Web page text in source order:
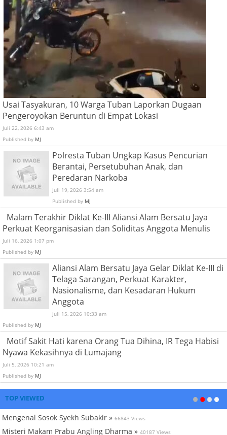
Usai Tasyakuran, 10 Warga Tuban Laporkan Dugaan
Pengeroyokan Beruntun di Empat Lokasi
Juli 22, 2026 6:43 am
Published by MJ
Polresta Tuban Ungkap Kasus Pencurian
Berantai, Persetubuhan Anak, dan
Peredaran Narkoba
Juli 19, 2026 3:54 am
Published by MJ
Malam Terakhir Diklat Ke-III Aliansi Alam Bersatu Jaya
Perkuat Keorganisasian dan Soliditas Anggota Menulis
Juli 16, 2026 1:07 pm
Published by MJ
Aliansi Alam Bersatu Jaya Gelar Diklat Ke-III di
Telaga Sarangan, Perkuat Karakter,
Nasionalisme, dan Kesadaran Hukum
Anggota
Juli 15, 2026 10:33 am
Published by MJ
Motif Sakit Hati karena Orang Tua Dihina, IR Tega Habisi
Nyawa Kekasihnya di Lumajang
Juli 5, 2026 10:21 am
Published by MJ
TOP VIEWED
Mengenal Sosok Syekh Subakir » 66843 Views
Misteri Makam Prabu Angling Dharma » 40187 Views